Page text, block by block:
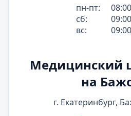
пн-пт:
сб:
вс:
Медицинский
на
г. Екатеринбург,